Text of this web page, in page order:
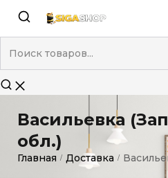
Васильевка
обл.)
Главная / Доставка /